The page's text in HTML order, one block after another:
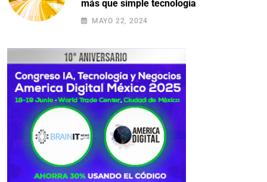
más que simple tecnología
MAYO 22, 2024